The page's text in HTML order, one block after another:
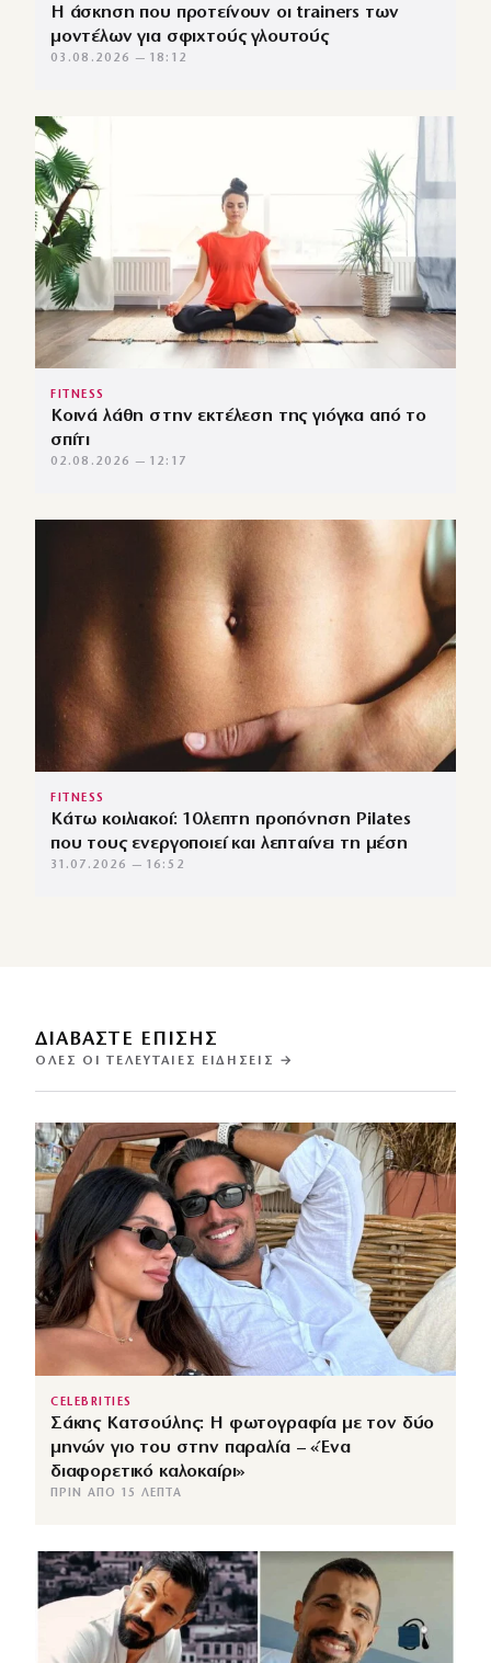
Η άσκηση που προτείνουν οι trainers των
μοντέλων για σφιχτούς γλουτούς
03.08.2026 — 18:12
FITNESS
Κοινά λάθη στην εκτέλεση της γιόγκα από το
σπίτι
02.08.2026 — 12:17
FITNESS
Κάτω κοιλιακοί: 10λεπτη προπόνηση Pilates
που τους ενεργοποιεί και λεπταίνει τη μέση
31.07.2026 — 16:52
ΔΙΑΒΑΣΤΕ ΕΠΙΣΗΣ
ΌΛΕΣ ΟΙ ΤΕΛΕΥΤΑΊΕΣ ΕΙΔΉΣΕΙΣ →
CELEBRITIES
Σάκης Κατσούλης: Η φωτογραφία με τον δύο
μηνών γιο του στην παραλία – «Ένα
διαφορετικό καλοκαίρι»
ΠΡΙΝ ΑΠΌ 15 ΛΕΠΤΆ